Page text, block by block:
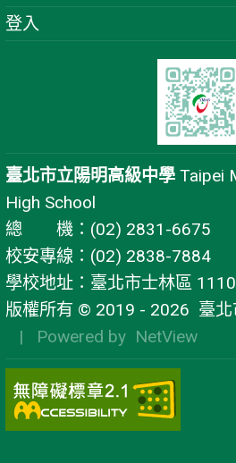
登入
臺北市立陽明高級中學 Taipei
High School
總 機：(02) 2831-6675
校安專線：(02) 2838-7884
學校地址：臺北市士林區
版權所有 © 2019 - 2026 臺
| Powered by NetView